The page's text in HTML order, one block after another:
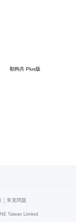
勒狗共 Plus版
| 常見問題
Taiwan Limited